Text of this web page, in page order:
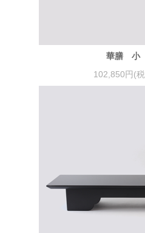
華膳 小
102,850円(